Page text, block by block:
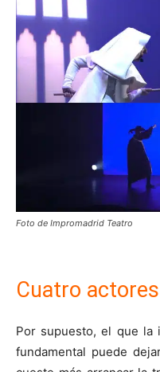
Foto de Impromadrid Teatro
Cuatro
Por supuesto, el que la
fundamental puede